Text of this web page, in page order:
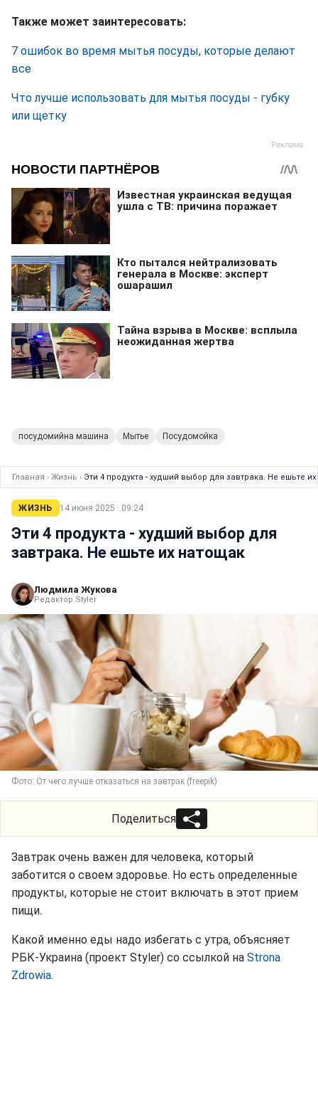
Также может заинтересовать:
7 ошибок во время мытья посуды, которые делают
все
Что лучше использовать для мытья посуды - губку
или щетку
посудомийна машина Мытье Посудомойка
Главная › Жизнь › Эти 4 продукта - худший выбор для завтрака. Не ешьте
ЖИЗНЬ 14 июня 2025 · 09:24
Эти 4 продукта - худший выбор для
завтрака. Не ешьте их натощак
Людмила Жукова
Редактор Styler
Фото: От чего лучше отказаться на завтрак (freepik)
Поделиться
Завтрак очень важен для человека, который
заботится о своем здоровье. Но есть определенные
продукты, которые не стоит включать в этот прием
пищи.
Какой именно еды надо избегать с утра, объясняет
РБК-Украина (проект Styler) со ссылкой на Strona
Zdrowia.